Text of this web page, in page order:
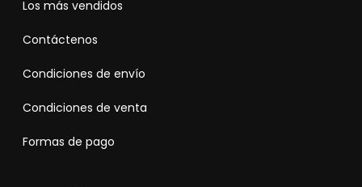
Los más vendidos
Contáctenos
Condiciones de envío
Condiciones de venta
Formas de pago